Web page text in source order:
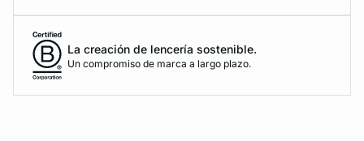
La creación de lencería sostenible.
Un compromiso de marca a largo plazo.